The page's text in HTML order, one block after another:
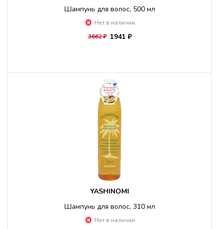
Шампунь для волос, 500 мл
Нет в наличии
3662 ₽ 1941 ₽
YASHINOMI
Шампунь для волос, 310 мл
Нет в наличии